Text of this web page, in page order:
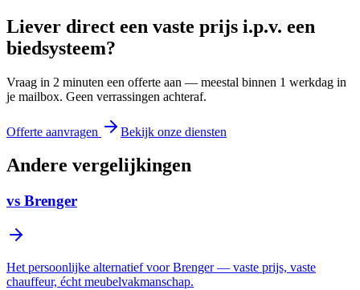
Liever direct een vaste prijs i.p.v. een
biedsysteem?
Vraag in 2 minuten een offerte aan — meestal binnen 1 werkdag in
je mailbox. Geen verrassingen achteraf.
Offerte aanvragen Bekijk onze diensten
Andere vergelijkingen
vs Brenger
Het persoonlijke alternatief voor Brenger — vaste prijs, vaste
chauffeur, écht meubelvakmanschap.